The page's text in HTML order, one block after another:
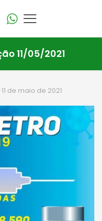
11/05/2021
11 de maio de 2021